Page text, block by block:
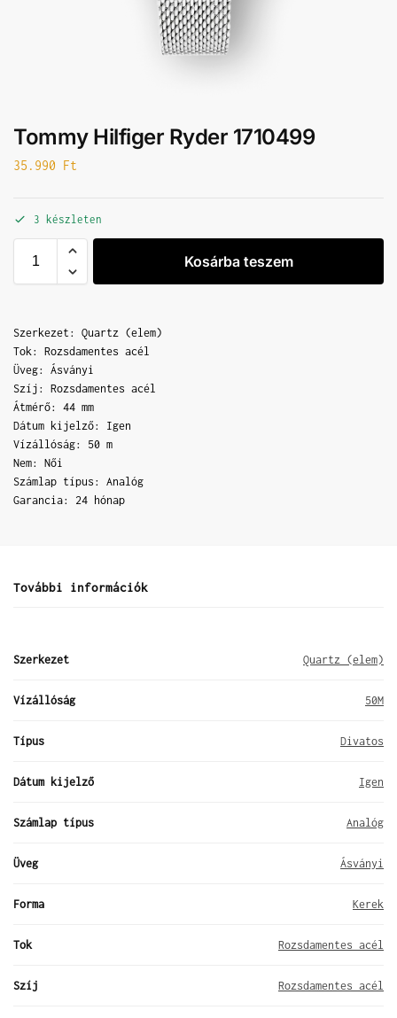
Tommy Hilfiger Ryder 1710499
35.990 Ft
3 készleten
Kosárba teszem
Szerkezet: Quartz (elem)
Tok: Rozsdamentes acél
Üveg: Ásványi
Szíj: Rozsdamentes acél
Átmérő: 44 mm
Dátum kijelző: Igen
Vízállóság: 50 m
Nem: Női
Számlap típus: Analóg
Garancia: 24 hónap
További információk
Szerkezet Quartz (elem)
Vízállóság 50M
Típus Divatos
Dátum kijelző Igen
Számlap típus Analóg
Üveg Ásványi
Forma Kerek
Tok Rozsdamentes acél
Szíj Rozsdamentes acél